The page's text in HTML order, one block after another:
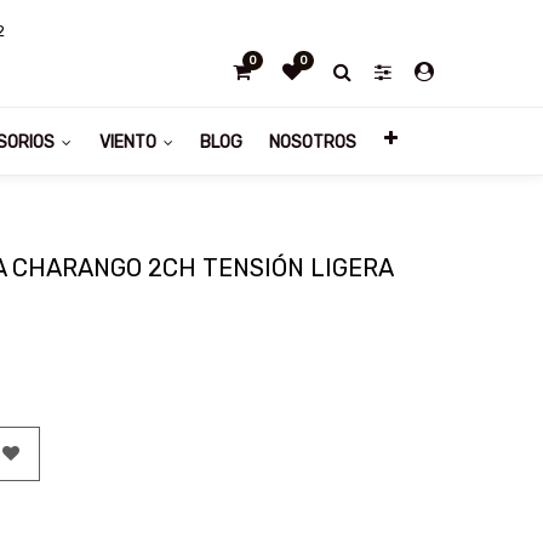
0 0
VIENTO BLOG NOSOTROS
2CH TENSIÓN LIGERA